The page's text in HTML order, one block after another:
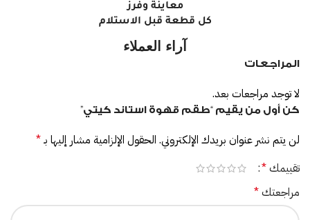
معاينة وفرز
كل قطعة قبل الاستلام
آراء العملاء
المراجعات
لا توجد مراجعات بعد.
كن أول من يقيم “طقم قهوة استاند كيتي”
لن يتم نشر عنوان بريدك الإلكتروني. الحقول الإلزامية مشار إليها بـ*
تقييمك*
مراجعتك*